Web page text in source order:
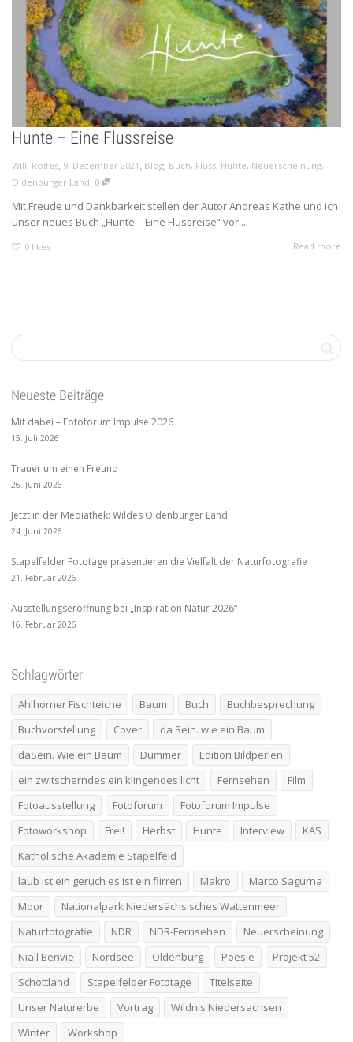
Hunte – Eine Flussreise
Willi Rolfes, 9. Dezember 2021 , Blog, Buch, Fluss, Hunte, Neuerscheinung,
Oldenburger Land, 0
Mit Freude und Dankbarkeit stellen der Autor Andreas Kathe und ich
unser neues Buch „Hunte – Eine Flussreise“ vor....
0 likes Read more
Neueste Beiträge
Mit dabei – Fotoforum Impulse 2026
15. Juli 2026
Trauer um einen Freund
26. Juni 2026
Jetzt in der Mediathek: Wildes Oldenburger Land
24. Juni 2026
Stapelfelder Fototage präsentieren die Vielfalt der Naturfotografie
21. Februar 2026
Ausstellungseröffnung bei „Inspiration Natur 2026“
16. Februar 2026
Schlagwörter
Ahlhorner Fischteiche Baum Buch
Buchbesprechung
Buchvorstellung
Cover
da Sein. wie ein Baum
daSein. Wie ein Baum
Dümmer
Edition Bildperlen
ein zwitscherndes ein klingendes licht
Fernsehen
Film
Fotoausstellung
Fotoforum
Fotoforum Impulse
Fotoworkshop
Frei! Herbst Hunte Interview
KAS
Katholische Akademie Stapelfeld
laub ist ein geruch es ist ein flirren
Makro
Marco Sagurna
Moor
Nationalpark Niedersächsisches Wattenmeer
Naturfotografie
NDR NDR-Fernsehen
Neuerscheinung
Niall Benvie
Nordsee Oldenburg Poesie
Projekt 52
Schottland
Stapelfelder Fototage
Titelseite
Unser Naturerbe
Vortrag
Wildnis Niedersachsen
Winter
Workshop